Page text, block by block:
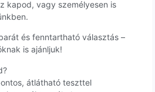
kapod, vagy személyesen is
és fenntartható választás –
is ajánljuk!
átlátható teszttel